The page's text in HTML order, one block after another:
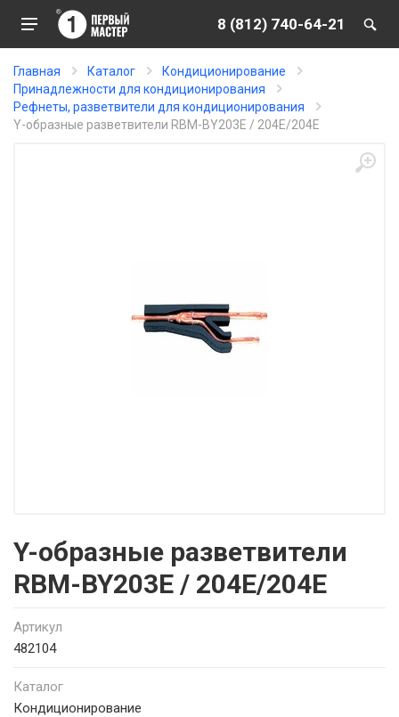
8 (812) 740-64-21
Главная Каталог
Кондиционирование
Принадлежности для кондиционирования
Рефнеты, разветвители для кондиционирования
Y-образные разветвители RBM-BY203E / 204E/204E
Y-образные разветвители
RBM-BY203E / 204E/204E
Артикул
482104
Каталог
Кондиционирование